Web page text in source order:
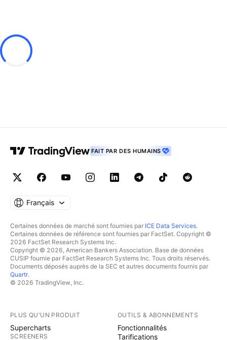
FAIT PAR DES HUMAINS
Français
Certaines données de marché sont fournies par ICE Data Services.
Certaines données de référence sont fournies par FactSet. Copyright ©
2026 FactSet Research Systems Inc.
Copyright © 2026, American Bankers Association. Base de données
CUSIP fournie par FactSet Research Systems Inc. Tous droits réservés.
Documents déposés auprès de la SEC et autres documents fournis par
Quartr.
© 2026 TradingView, Inc.
PLUS QU'UN PRODUIT
Supercharts
SCREENERS
OUTILS & ABONNEMENTS
Fonctionnalités
Tarifications